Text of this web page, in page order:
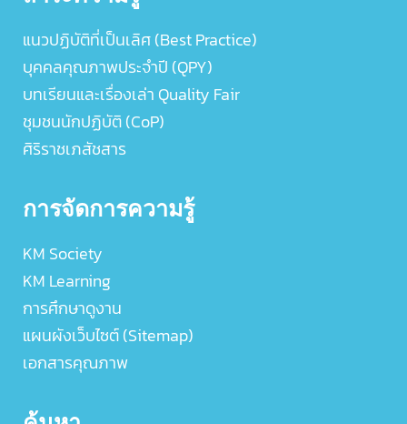
แนวปฏิบัติที่เป็นเลิศ (Best Practice)
บุคคลคุณภาพประจำปี (QPY)
บทเรียนและเรื่องเล่า Quality Fair
ชุมชนนักปฏิบัติ (CoP)
ศิริราชเภสัชสาร
การจัดการความรู้
KM Society
KM Learning
การศึกษาดูงาน
แผนผังเว็บไซต์ (Sitemap)
เอกสารคุณภาพ